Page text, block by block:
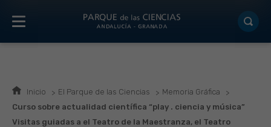
Inicio El Parque de las Ciencias
Memoria Gráfica
Curso sobre actualidad científica “play . ciencia y música”
Visitas guiadas a el Teatro de la Maestranza, el Teatro